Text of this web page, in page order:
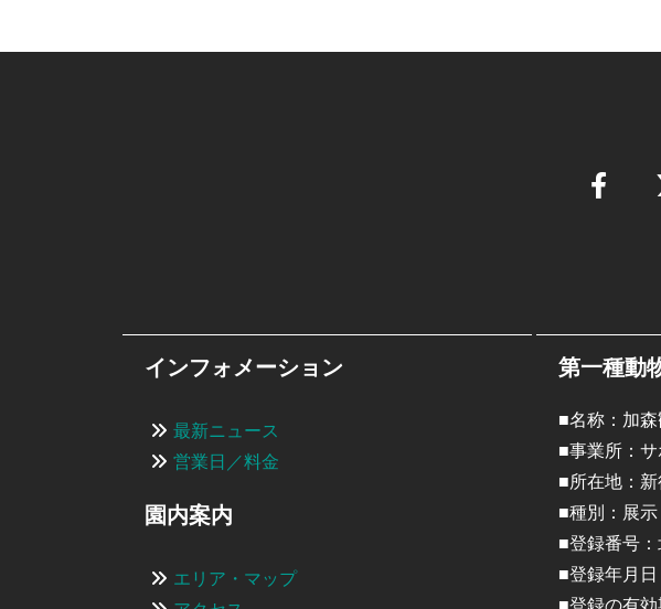
インフォメーション
最新ニュース
営業日／料金
園内案内
エリア・マップ
第一種動
■名称：加
■事業所：
■所在地：
■種別：展示
■登録番号
■登録年月